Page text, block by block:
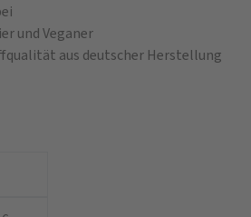
und Veganer
aus deutscher Herstellung